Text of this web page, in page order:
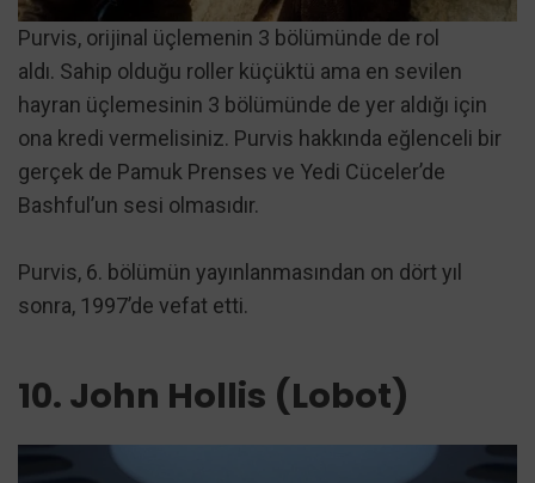
Purvis, orijinal üçlemenin 3 bölümünde de rol
aldı. Sahip olduğu roller küçüktü ama en sevilen
hayran üçlemesinin 3 bölümünde de yer aldığı için
ona kredi vermelisiniz. Purvis hakkında eğlenceli bir
gerçek de Pamuk Prenses ve Yedi Cüceler’de
Bashful’un sesi olmasıdır.
Purvis, 6. bölümün yayınlanmasından on dört yıl
sonra, 1997’de vefat etti.
10. John Hollis (Lobot)